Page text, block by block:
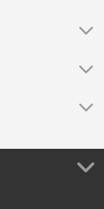
Palacio
con